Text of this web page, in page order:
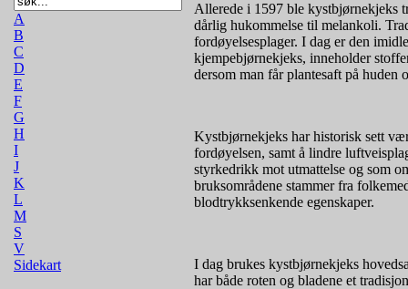
A
B
C
D
E
F
G
H
I
J
K
L
M
S
V
Sidekart
Allerede i 1597 ble kystbjørnekjeks
dårlig hukommelse til melankoli.
fordøyelsesplager. I dag er den
kjempebjørnekjeks, inneholder
dersom man får plantesaft på huden
Kystbjørnekjeks har historisk sett
fordøyelsen, samt å lindre
styrkedrikk mot utmattelse og som
bruksområdene stammer fra
blodtrykksenkende egenskaper.
I dag brukes kystbjørnekjeks
har både roten og bladene et